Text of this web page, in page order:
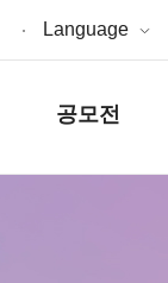
Language
공모전